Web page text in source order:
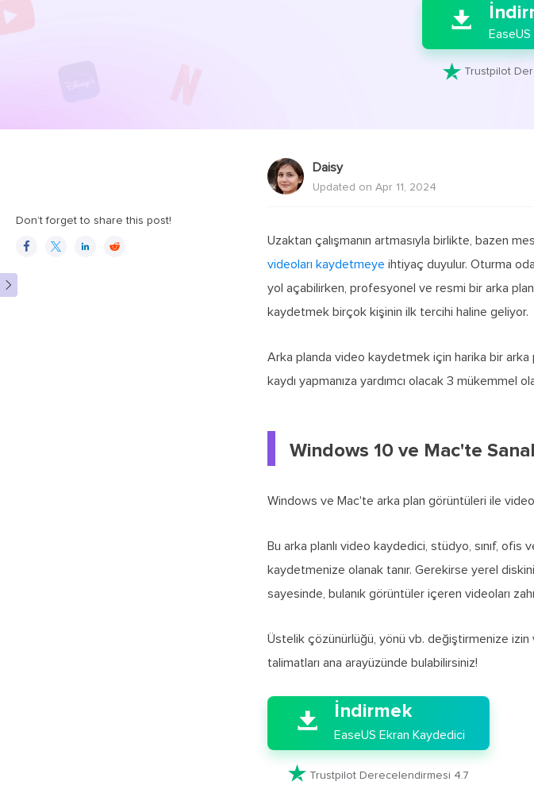

 Trustpilot
Don’t forget to share this post!
   

Daisy
Updated on Apr 11, 2024
Uzaktan çalışmanın artmasıyla birlikte, bazen
videoları kaydetmeye ihtiyaç duyulur. Oturma
yol açabilirken, profesyonel ve resmi bir arka
kaydetmek birçok kişinin ilk tercihi haline geliyor.
Arka planda video kaydetmek için harika bir arka
kaydı yapmanıza yardımcı olacak 3 mükemmel
Windows 10 ve Mac'te
Windows ve Mac'te arka plan görüntüleri ile
Bu arka planlı video kaydedici, stüdyo, sınıf,
kaydetmenize olanak tanır. Gerekirse yerel
sayesinde, bulanık görüntüler içeren videoları
Üstelik çözünürlüğü, yönü vb. değiştirmenize izin
talimatları ana arayüzünde bulabilirsiniz!

 İndirmek
EaseUS Ekran Kaydedici
 Trustpilot Derecelendirmesi 4.7